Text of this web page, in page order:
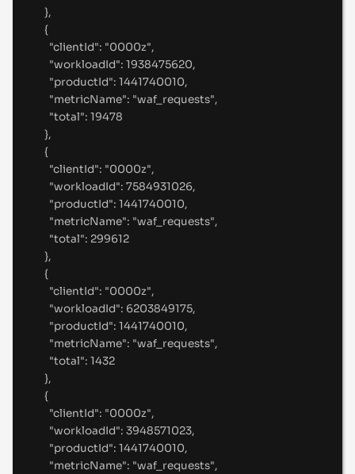
},
{
"clientId": "0000z",
"workloadId": 1938475620,
"productId": 1441740010,
"metricName": "waf_requests",
"total": 19478
},
{
"clientId": "0000z",
"workloadId": 7584931026,
"productId": 1441740010,
"metricName": "waf_requests",
"total": 299612
},
{
"clientId": "0000z",
"workloadId": 6203849175,
"productId": 1441740010,
"metricName": "waf_requests",
"total": 1432
},
{
"clientId": "0000z",
"workloadId": 3948571023,
"productId": 1441740010,
"metricName": "waf_requests",